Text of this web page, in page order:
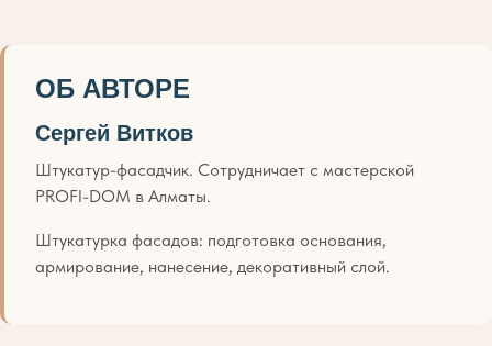
ОБ АВТОРЕ
Сергей Витков
Штукатур-фасадчик. Сотрудничает с мастерской
PROFI-DOM в Алматы.
Штукатурка фасадов: подготовка основания,
армирование, нанесение, декоративный слой.